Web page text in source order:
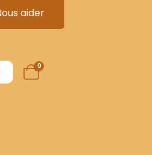
aider
0